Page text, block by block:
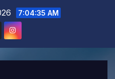
7:04:36 AM